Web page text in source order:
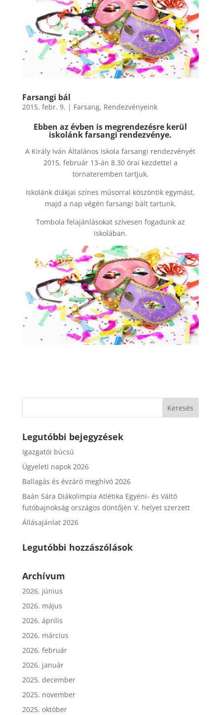
Farsangi bál
2015. febr. 9. | Farsang, Rendezvényeink
Ebben az évben is megrendezésre kerül
iskolánk farsangi rendezvénye.
A Király Iván Általános Iskola farsangi rendezvényét
2015. február 13-án 8.30 órai kezdettel a
tornateremben tartjuk.
Iskolánk diákjai színes műsorral köszöntik egymást,
majd a nap végén farsangi bált tartunk.
Tombola felajánlásokat szívesen fogadunk az
iskolában.
Legutóbbi bejegyzések
Igazgatói búcsú
Ügyeleti napok 2026
Ballagás és évzáró meghívó 2026
Baán Sára Diákolimpia Atlétika Egyéni- és Váltó
futóbajnokság országos döntőjén V. helyet szerzett
Állásajánlat 2026
Legutóbbi hozzászólások
Archívum
2026. június
2026. május
2026. április
2026. március
2026. február
2026. január
2025. december
2025. november
2025. október